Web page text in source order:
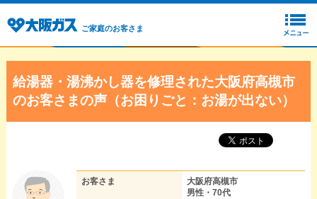
ご家庭のお客さま
給湯器・湯沸かし器を修理された大阪府高槻市
のお客さまの声（お困りごと：お湯が出ない）
お客さま
大阪府高槻市
男性・70代